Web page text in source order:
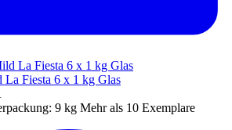
La Fiesta 6 x 1 kg Glas
9 kg Mehr als 10 Exemplare